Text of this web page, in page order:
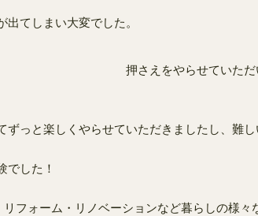
てしまい大変でした。
押さえをやらせていた
っと楽しくやらせていただきましたし、難
でした！
フォーム・リノベーションなど暮らしの様